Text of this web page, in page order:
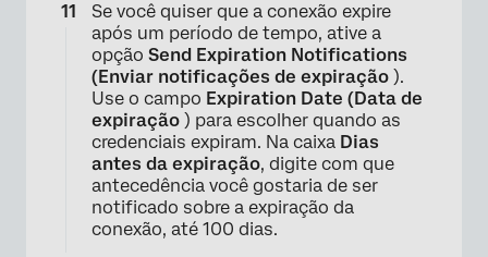
Se você quiser que a conexão expire
após um período de tempo, ative a
opção Send Expiration Notifications
(Enviar notificações de expiração ).
Use o campo Expiration Date (Data de
expiração ) para escolher quando as
credenciais expiram. Na caixa Dias
antes da expiração, digite com que
antecedência você gostaria de ser
notificado sobre a expiração da
conexão, até 100 dias.